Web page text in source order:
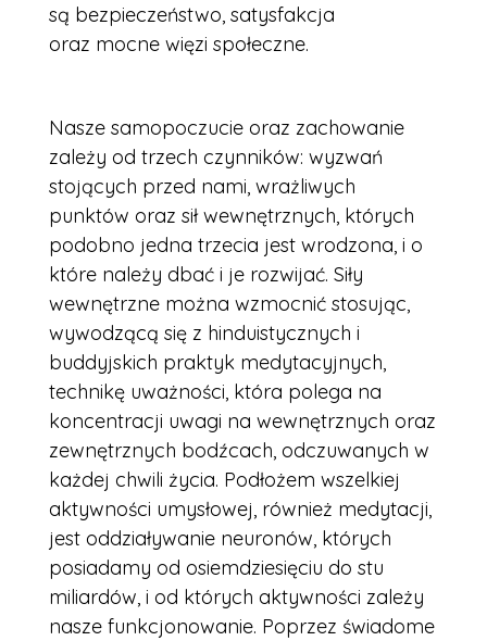
są bezpieczeństwo, satysfakcja
oraz mocne więzi społeczne.
Nasze samopoczucie oraz zachowanie
zależy od trzech czynników: wyzwań
stojących przed nami, wrażliwych
punktów oraz sił wewnętrznych, których
podobno jedna trzecia jest wrodzona, i o
które należy dbać i je rozwijać. Siły
wewnętrzne można wzmocnić stosując,
wywodzącą się z hinduistycznych i
buddyjskich praktyk medytacyjnych,
technikę uważności, która polega na
koncentracji uwagi na wewnętrznych oraz
zewnętrznych bodźcach, odczuwanych w
każdej chwili życia. Podłożem wszelkiej
aktywności umysłowej, również medytacji,
jest oddziaływanie neuronów, których
posiadamy od osiemdziesięciu do stu
miliardów, i od których aktywności zależy
nasze funkcjonowanie. Poprzez świadome